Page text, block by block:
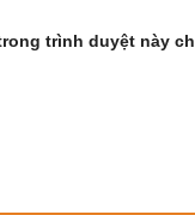
trình duyệt này